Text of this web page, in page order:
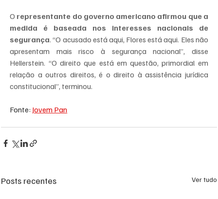
O representante do governo americano afirmou que a
medida é baseada nos interesses nacionais de
segurança. “O acusado está aqui, Flores está aqui. Eles não
apresentam mais risco à segurança nacional”, disse
Hellerstein. “O direito que está em questão, primordial em
relação a outros direitos, é o direito à assistência jurídica
constitucional”, terminou.
Fonte: Jovem Pan
Posts recentes Ver tudo